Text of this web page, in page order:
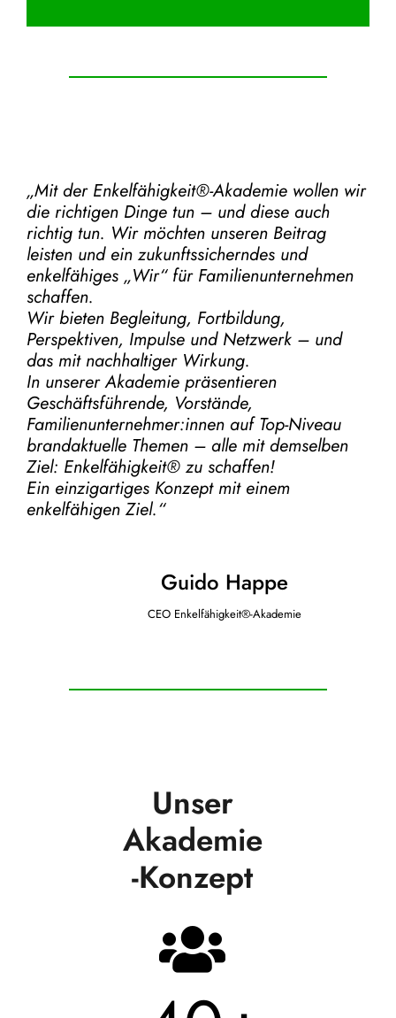
„Mit der Enkelfähigkeit®-Akademiewollen wir
die richtigen Dinge tun – und diese auch
richtig tun. Wir möchten unseren Beitrag
leisten und ein zukunftssicherndes und
enkelfähiges „Wir“ für Familienunternehmen
schaffen.
Wir bieten Begleitung, Fortbildung,
Perspektiven, Impulse und Netzwerk – und
das mit nachhaltiger Wirkung.
In unserer Akademie präsentieren
Geschäftsführende, Vorstände,
Familienunternehmer:innen auf Top-Niveau
brandaktuelle Themen – alle mit demselben
Ziel: Enkelfähigkeit® zu schaffen!
Ein einzigartiges Konzept mit einem
enkelfähigen Ziel.“
Guido Happe
CEO Enkelfähigkeit®-Akademie
Unser
Akademie
-Konzept